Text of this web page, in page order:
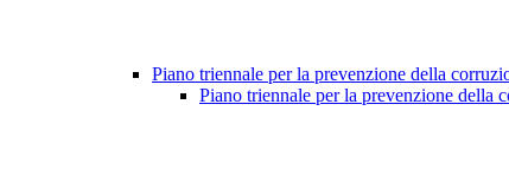
Piano triennale per la prevenzione della
Piano triennale per la prevenzione della